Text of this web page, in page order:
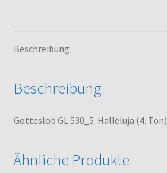
Beschreibung
Beschreibung
Gotteslob GL 530_5 Halleluja (4. Ton)
Ähnliche Produkte